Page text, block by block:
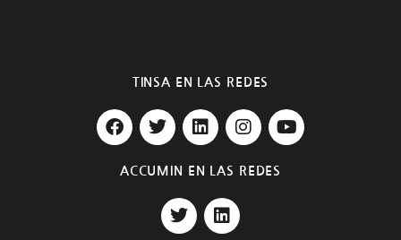
TINSA EN LAS REDES
F
a
e
T
w
t
e
r
L
i
k
d
I
n
t
Y
o
ACCUMIN EN LAS REDES
T
w
L
i